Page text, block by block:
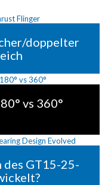
doppelter
vs 360°
des GT15-25-